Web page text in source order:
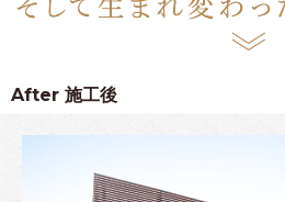
After 施工後